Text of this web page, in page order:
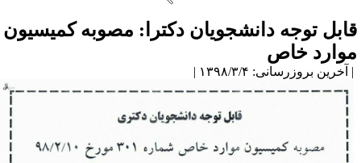
توجه دانشجویان دکترا: مصوبه کمیسیون
خاص
بروزرسانی: ۱۳۹۸/۳/۴ |